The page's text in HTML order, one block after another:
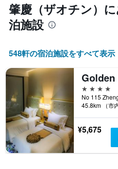
の
カ
テ
ゴ
ー
を
表
し
ま
す。
表
の
軸
表
示
し
の
す
の
X
軸
1
本
は、
ホ
肇慶（ザオチン）​
泊施設
548​軒の宿泊施設をすべて表示
4つ星
45.8km （市
¥5,675